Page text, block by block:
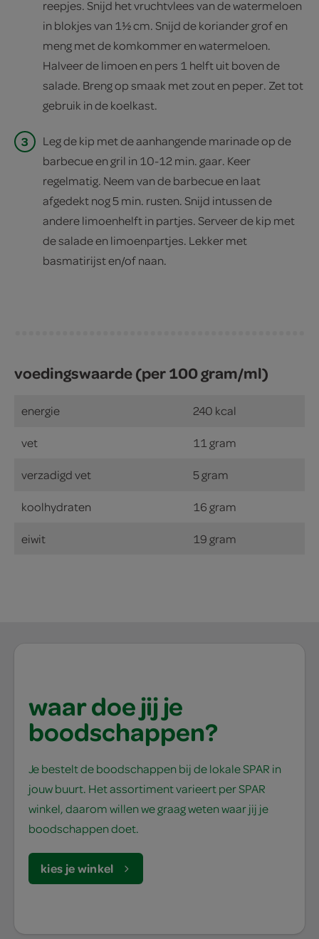
reepjes. Snijd het vruchtvlees van de watermeloen
in blokjes van 1½ cm. Snijd de koriander grof en
meng met de komkommer en watermeloen.
Halveer de limoen en pers 1 helft uit boven de
salade. Breng op smaak met zout en peper. Zet tot
gebruik in de koelkast.
3
Leg de kip met de aanhangende marinade op de
barbecue en gril in 10-12 min. gaar. Keer
regelmatig. Neem van de barbecue en laat
afgedekt nog 5 min. rusten. Snijd intussen de
andere limoenhelft in partjes. Serveer de kip met
de salade en limoenpartjes. Lekker met
basmatirijst en/of naan.
voedingswaarde (per 100 gram/ml)
energie 240 kcal
vet 11 gram
verzadigd vet 5 gram
koolhydraten 16 gram
eiwit 19 gram
waar doe jij je
boodschappen?
Je bestelt de boodschappen bij de lokale SPAR in
jouw buurt. Het assortiment varieert per SPAR
winkel, daarom willen we graag weten waar jij je
boodschappen doet.
kies je winkel